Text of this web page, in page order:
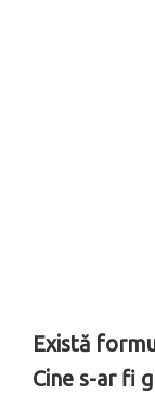
Există
Cine s-ar fi